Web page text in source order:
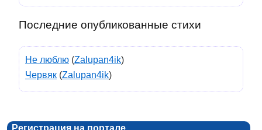
Последние опубликованные стихи
Не люблю (Zalupan4ik)
Червяк (Zalupan4ik)
Регистрация на портале